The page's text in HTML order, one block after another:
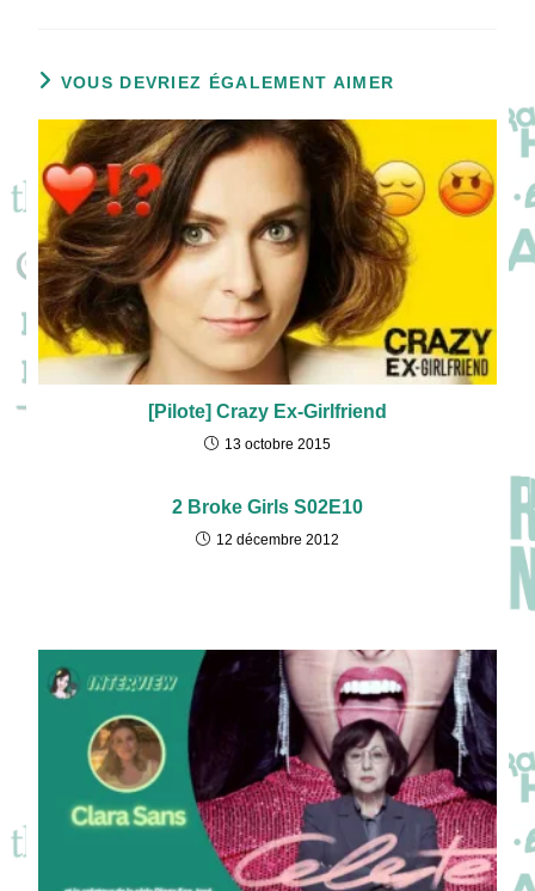
VOUS DEVRIEZ ÉGALEMENT AIMER
[Pilote] Crazy Ex-Girlfriend
13 octobre 2015
2 Broke Girls S02E10
12 décembre 2012